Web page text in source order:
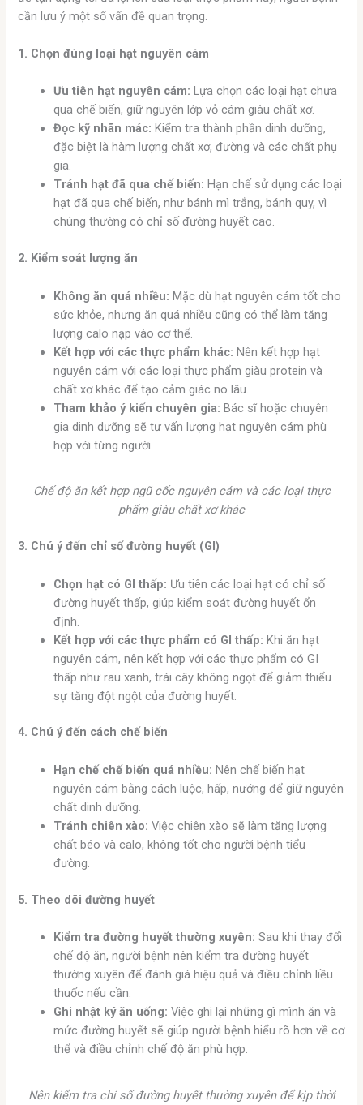
cần lưu ý một số vấn đề quan trọng.
1. Chọn đúng loại hạt nguyên cám
Ưu tiên hạt nguyên cám: Lựa chọn các loại hạt chưa
qua chế biến, giữ nguyên lớp vỏ cám giàu chất xơ.
Đọc kỹ nhãn mác: Kiểm tra thành phần dinh dưỡng,
đặc biệt là hàm lượng chất xơ, đường và các chất phụ
gia.
Tránh hạt đã qua chế biến: Hạn chế sử dụng các loại
hạt đã qua chế biến, như bánh mì trắng, bánh quy, vì
chúng thường có chỉ số đường huyết cao.
2. Kiểm soát lượng ăn
Không ăn quá nhiều: Mặc dù hạt nguyên cám tốt cho
sức khỏe, nhưng ăn quá nhiều cũng có thể làm tăng
lượng calo nạp vào cơ thể.
Kết hợp với các thực phẩm khác: Nên kết hợp hạt
nguyên cám với các loại thực phẩm giàu protein và
chất xơ khác để tạo cảm giác no lâu.
Tham khảo ý kiến chuyên gia: Bác sĩ hoặc chuyên
gia dinh dưỡng sẽ tư vấn lượng hạt nguyên cám phù
hợp với từng người.
Chế độ ăn kết hợp ngũ cốc nguyên cám và các loại thực
phẩm giàu chất xơ khác
3. Chú ý đến chỉ số đường huyết (GI)
Chọn hạt có GI thấp: Ưu tiên các loại hạt có chỉ số
đường huyết thấp, giúp kiểm soát đường huyết ổn
định.
Kết hợp với các thực phẩm có GI thấp: Khi ăn hạt
nguyên cám, nên kết hợp với các thực phẩm có GI
thấp như rau xanh, trái cây không ngọt để giảm thiểu
sự tăng đột ngột của đường huyết.
4. Chú ý đến cách chế biến
Hạn chế chế biến quá nhiều: Nên chế biến hạt
nguyên cám bằng cách luộc, hấp, nướng để giữ nguyên
chất dinh dưỡng.
Tránh chiên xào: Việc chiên xào sẽ làm tăng lượng
chất béo và calo, không tốt cho người bệnh tiểu
đường.
5. Theo dõi đường huyết
Kiểm tra đường huyết thường xuyên: Sau khi thay đổi
chế độ ăn, người bệnh nên kiểm tra đường huyết
thường xuyên để đánh giá hiệu quả và điều chỉnh liều
thuốc nếu cần.
Ghi nhật ký ăn uống: Việc ghi lại những gì mình ăn và
mức đường huyết sẽ giúp người bệnh hiểu rõ hơn về cơ
thể và điều chỉnh chế độ ăn phù hợp.
Nên kiểm tra chỉ số đường huyết thường xuyên để kịp thời